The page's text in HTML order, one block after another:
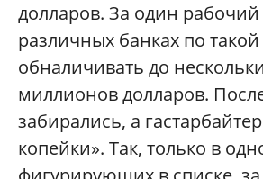
долларов. За один
различных банках по
обналичивать до
миллионов долларов.
забирались, а
копейки». Так, только в